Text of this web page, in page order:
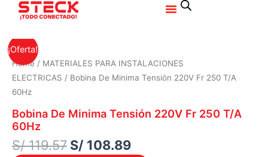
Menu
¡Oferta!
Home / MATERIALES PARA INSTALACIONES
ELECTRICAS / Bobina De Minima Tensión 220V Fr 250 T/A
60Hz
Bobina De Minima Tensión 220V Fr 250 T/A
60Hz
S/119.57
price
was:
S/ 108.89
price
is: